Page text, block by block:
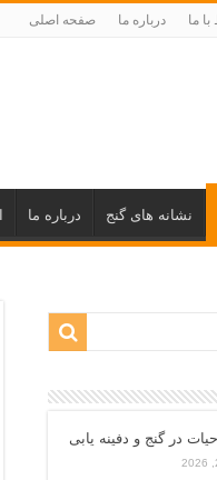
با ما درباره ما صفحه اصلی
نشانه های گنج درباره ما
در گنج و دفینه یابی